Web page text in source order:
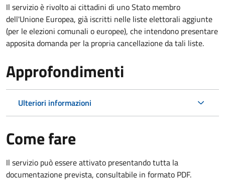
Il servizio è rivolto ai cittadini di uno Stato membro
dell'Unione Europea, già iscritti nelle liste elettorali aggiunte
(per le elezioni comunali o europee), che intendono presentare
apposita domanda per la propria cancellazione da tali liste.
Approfondimenti
Ulteriori informazioni
Come fare
Il servizio può essere attivato presentando tutta la
documentazione prevista, consultabile in formato PDF.